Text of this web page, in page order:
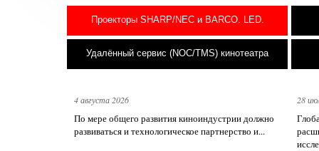
Проекторы SHARP/NEC и BARCO. LED.
Удалённый сервис (NOC/TMS) кинотеатра
4 августа 2026
По мере общего развития киноиндустрии должно
развиваться и технологическое партнерство и...
28